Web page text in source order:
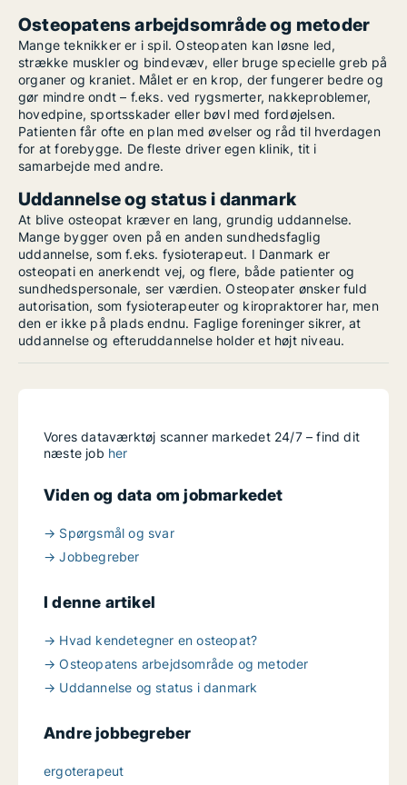
Osteopatens arbejdsområde og metoder
Mange teknikker er i spil. Osteopaten kan løsne led,
strække muskler og bindevæv, eller bruge specielle greb på
organer og kraniet. Målet er en krop, der fungerer bedre og
gør mindre ondt – f.eks. ved rygsmerter, nakkeproblemer,
hovedpine, sportsskader eller bøvl med fordøjelsen.
Patienten får ofte en plan med øvelser og råd til hverdagen
for at forebygge. De fleste driver egen klinik, tit i
samarbejde med andre.
Uddannelse og status i danmark
At blive osteopat kræver en lang, grundig uddannelse.
Mange bygger oven på en anden sundhedsfaglig
uddannelse, som f.eks. fysioterapeut. I Danmark er
osteopati en anerkendt vej, og flere, både patienter og
sundhedspersonale, ser værdien. Osteopater ønsker fuld
autorisation, som fysioterapeuter og kiropraktorer har, men
den er ikke på plads endnu. Faglige foreninger sikrer, at
uddannelse og efteruddannelse holder et højt niveau.
Vores dataværktøj scanner markedet 24/7 – find dit
næste job her
Viden og data om jobmarkedet
→ Spørgsmål og svar
→ Jobbegreber
I denne artikel
→ Hvad kendetegner en osteopat?
→ Osteopatens arbejdsområde og metoder
→ Uddannelse og status i danmark
Andre jobbegreber
ergoterapeut